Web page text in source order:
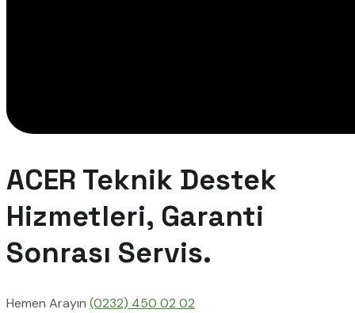
ACER Teknik Destek
Hizmetleri, Garanti
Sonrası Servis.
Hemen Arayın (0232) 450 02 02